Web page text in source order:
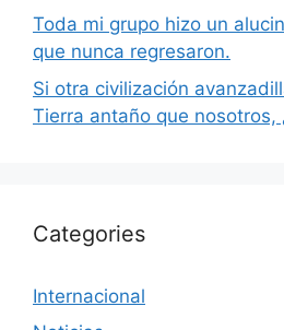
Toda mi grupo hizo un
que nunca regresaron.
Si otra civilización
Tierra antaño que nosotros,
Categories
Internacional